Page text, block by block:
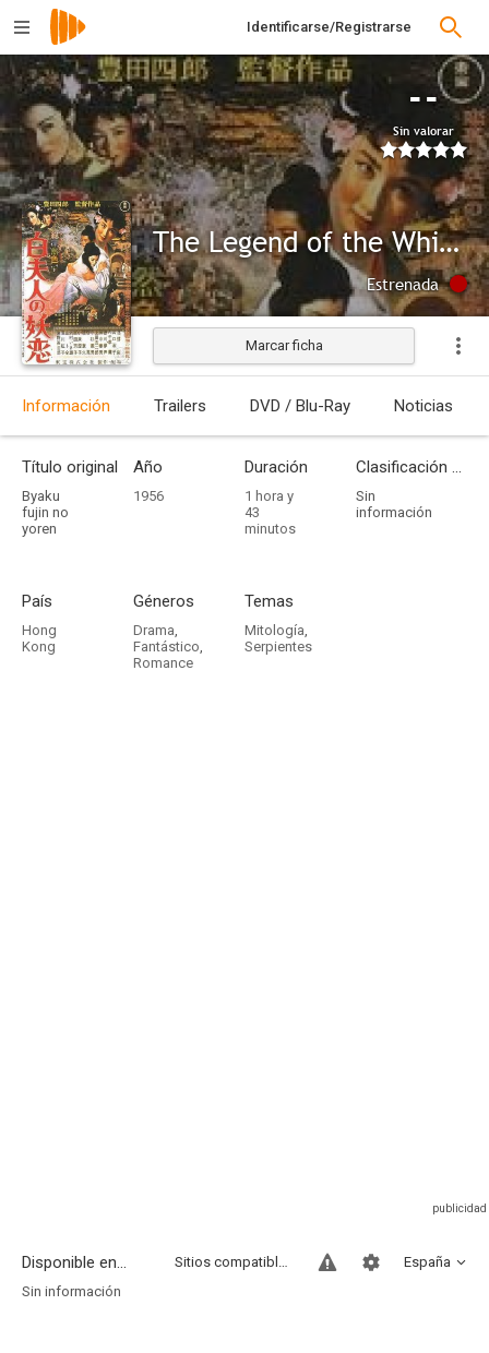
Identificarse/Registrarse
--
Sin valorar
The Legend of the White Serpent
Estrenada
Marcar ficha
Información Trailers DVD / Blu-Ray Noticias
Título original
Byaku
fujin no
yoren
Año
1956
Duración
1 hora y
43
minutos
Clasificación por edades
Sin
información
País
Hong
Kong
Géneros
Drama,
Fantástico,
Romance
Temas
Mitología,
Serpientes
Disponible en... España
Sitios compatibles
Sin información